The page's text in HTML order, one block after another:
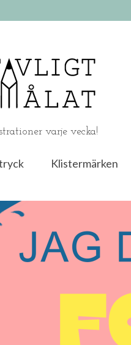
varje vecka!
Klistermärken